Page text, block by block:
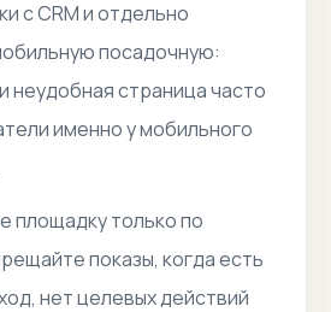
с CRM и отдельно
посадочную:
неудобная страница часто
именно у мобильного
площадку только по
показы, когда есть
нет целевых действий